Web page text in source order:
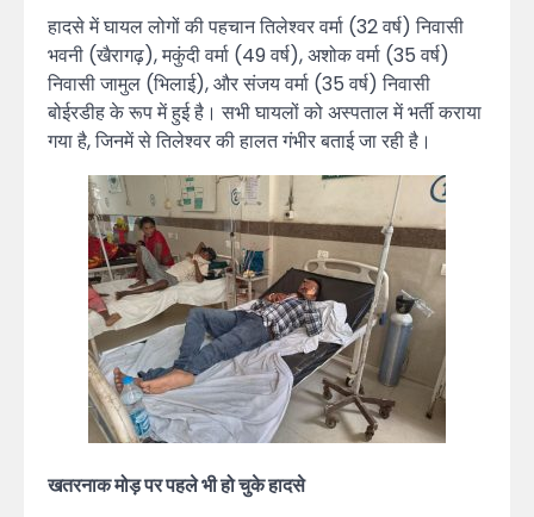
हादसे में घायल लोगों की पहचान तिलेश्वर वर्मा (32 वर्ष) निवासी
भवनी (खैरागढ़), मकुंदी वर्मा (49 वर्ष), अशोक वर्मा (35 वर्ष)
निवासी जामुल (भिलाई), और संजय वर्मा (35 वर्ष) निवासी
बोईरडीह के रूप में हुई है। सभी घायलों को अस्पताल में भर्ती कराया
गया है, जिनमें से तिलेश्वर की हालत गंभीर बताई जा रही है।
खतरनाक मोड़ पर पहले भी हो चुके हादसे